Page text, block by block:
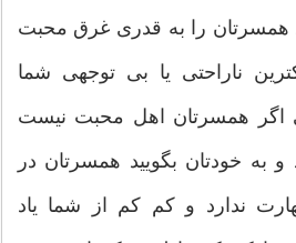
همسرتان را به قدری غرق محبت
ناراحتی یا بی توجهی شما
اگر همسرتان اهل محبت نیست
و به خودتان بگویید همسرتان در
ندارد و کم کم از شما یاد